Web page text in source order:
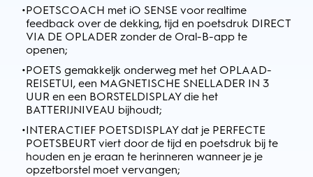
•POETSCOACH met iO SENSE voor realtime
feedback over de dekking, tijd en poetsdruk DIRECT
VIA DE OPLADER zonder de Oral-B-app te
openen;
•POETS gemakkeljk onderweg met het OPLAAD-
REISETUI, een MAGNETISCHE SNELLADER IN 3
UUR en een BORSTELDISPLAY die het
BATTERIJNIVEAU bijhoudt;
•INTERACTIEF POETSDISPLAY dat je PERFECTE
POETSBEURT viert door de tijd en poetsdruk bij te
houden en je eraan te herinneren wanneer je je
opzetborstel moet vervangen;